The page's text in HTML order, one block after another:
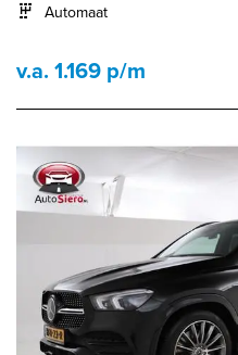
Automaat
v.a. 1.169 p/m